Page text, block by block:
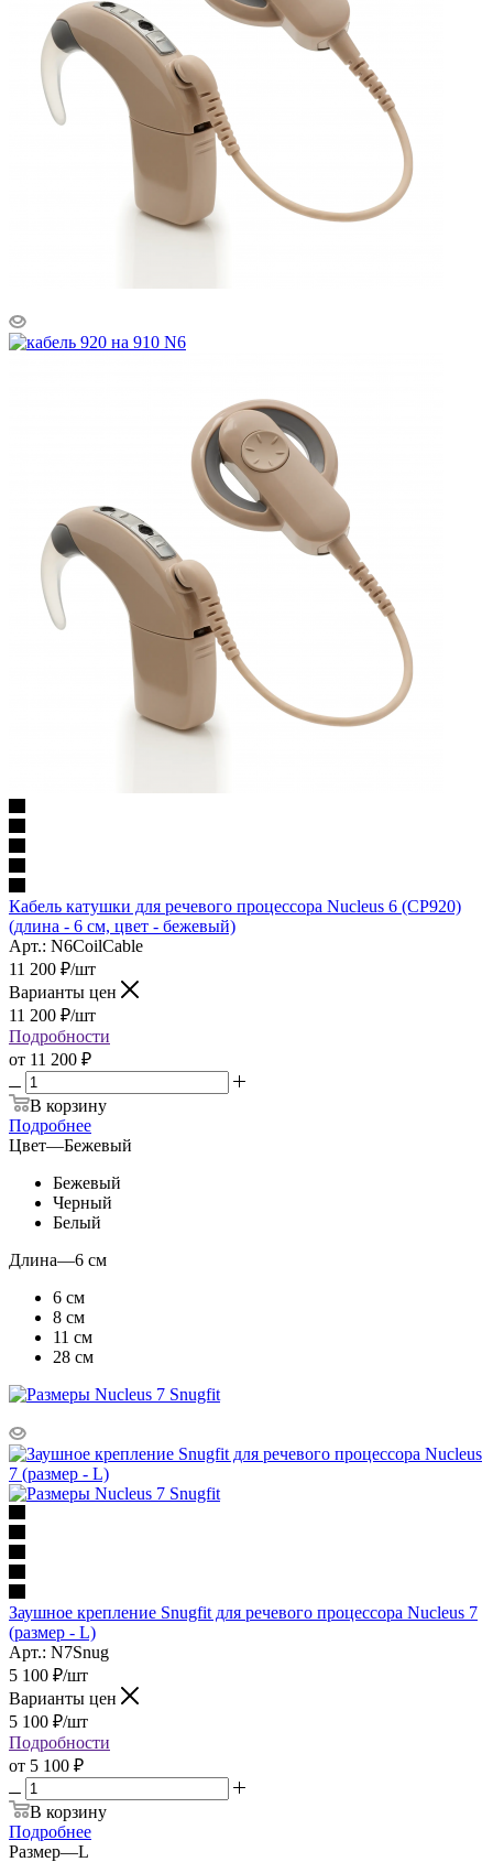
Кабель катушки для речевого процессора Nucleus 6 (CP920)
(длина - 6 см, цвет - бежевый)
Арт.: N6CoilCable
11 200 ₽/шт
Варианты цен
11 200 ₽/шт
Подробности
от 11 200 ₽
В корзину
Подробнее
Цвет—Бежевый
Бежевый
Черный
Белый
Длина—6 см
6 см
8 см
11 см
28 см
Заушное крепление Snugfit для речевого процессора Nucleus 7
(размер - L)
Арт.: N7Snug
5 100 ₽/шт
Варианты цен
5 100 ₽/шт
Подробности
от 5 100 ₽
В корзину
Подробнее
Размер—L